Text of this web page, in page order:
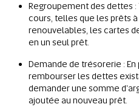
Regroupement des dettes
cours, telles que les prêts
renouvelables, les cartes
en un seul prêt.
Demande de trésorerie :
rembourser les dettes
demander une somme
ajoutée au nouveau prêt.